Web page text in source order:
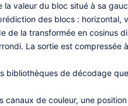
valeur du bloc situé à sa
des blocs : horizontal,
de la transformée en cosinus
La sortie est compressée
bibliothèques de décodage
de couleur, une